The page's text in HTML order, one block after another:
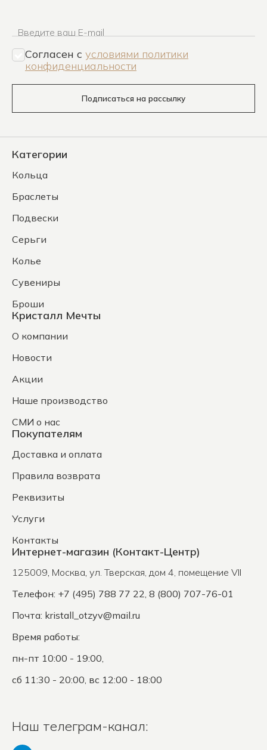
Введите ваш E-mail
Согласен c условиями политики
конфиденциальности
Подписаться на рассылку
Категории
Кольца
Браслеты
Подвески
Серьги
Колье
Сувениры
Броши
Кристалл Мечты
О компании
Новости
Акции
Наше производство
СМИ о нас
Покупателям
Доставка и оплата
Правила возврата
Реквизиты
Услуги
Контакты
Интернет-магазин (Контакт-Центр)
125009, Москва, ул. Тверская, дом 4, помещение VII
Телефон: +7 (495) 788 77 22, 8 (800) 707-76-01
Почта: kristall_otzyv@mail.ru
Время работы:
пн-пт 10:00 - 19:00,
сб 11:30 - 20:00, вс 12:00 - 18:00
Наш телеграм-канал: